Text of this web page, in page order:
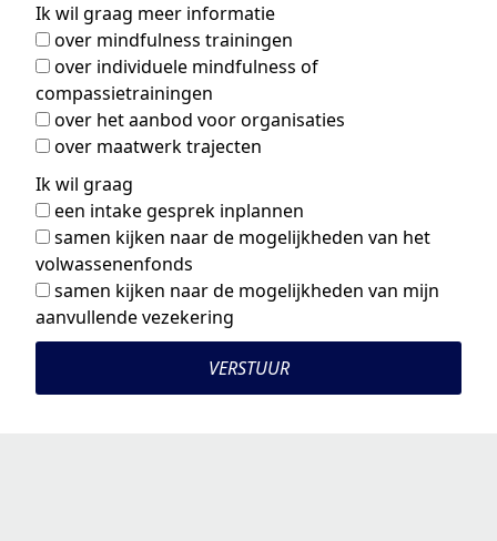
Ik wil graag meer informatie
over mindfulness trainingen
over individuele mindfulness of
compassietrainingen
over het aanbod voor organisaties
over maatwerk trajecten
Ik wil graag
een intake gesprek inplannen
samen kijken naar de mogelijkheden van het
volwassenenfonds
samen kijken naar de mogelijkheden van mijn
aanvullende vezekering
VERSTUUR